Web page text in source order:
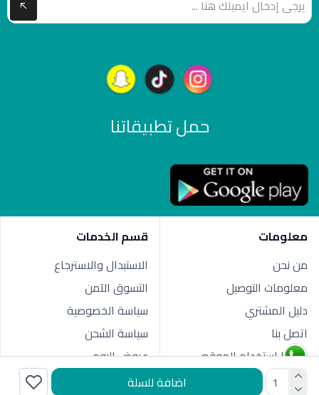
اضافة للسلة
حمل تطبيقاتنا
معلومات
من نحن
معلومات التوصيل
دليل المشتري
اتصل بنا
شروط استخدام الموقع
قسم الخدمات
الاستبدال والاسترجاع
التسوق الآمن
سياسة الخصوصية
سياسة الشحن
عروض اليوم